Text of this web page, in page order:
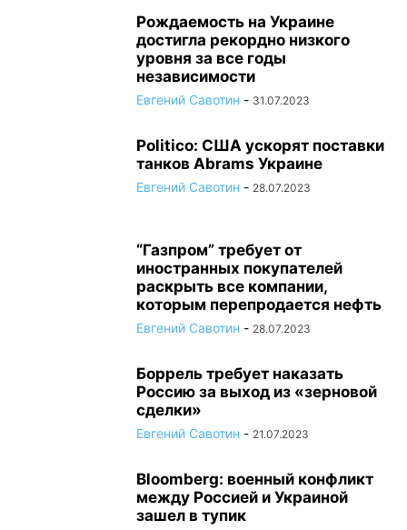
Рождаемость на Украине
достигла рекордно низкого
уровня за все годы
независимости
Евгений Савотин - 31.07.2023
Politico: США ускорят поставки
танков Abrams Украине
Евгений Савотин - 28.07.2023
“Газпром” требует от
иностранных покупателей
раскрыть все компании,
которым перепродается нефть
Евгений Савотин - 28.07.2023
Боррель требует наказать
Россию за выход из «зерновой
сделки»
Евгений Савотин - 21.07.2023
Bloomberg: военный конфликт
между Россией и Украиной
зашел в тупик